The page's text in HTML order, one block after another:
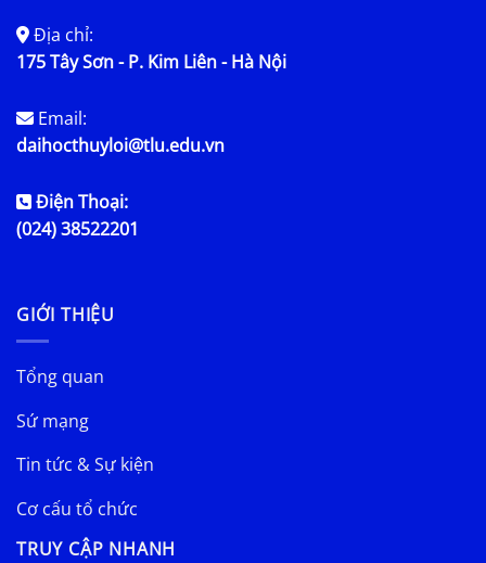
Địa chỉ:
175 Tây Sơn - P. Kim Liên - Hà Nội
Email:
daihocthuyloi@tlu.edu.vn
Điện Thoại:
(024) 38522201
GIỚI THIỆU
Tổng quan
Sứ mạng
Tin tức & Sự kiện
Cơ cấu tổ chức
TRUY CẬP NHANH